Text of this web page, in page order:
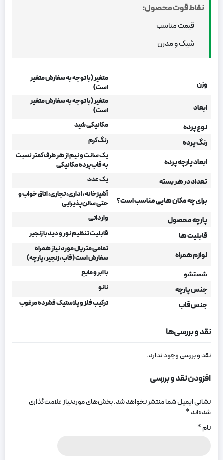
نقاط قوت محصول:
قیمت مناسب
شیک و مدرن
وزن
متغیر (با توجه به سفارش متغیر
است)
ابعاد
متغیر (با توجه به سفارش متغیر
است)
نوع پرده مکانیکی شید
رنگ پرده رنگ کرم
ابعاد پارچه پرده
یک سانت و نیم از هر طرف کمتر نسبت
به قاب پرده مکانیکی
تعداد در هر بسته یک عدد
برای چه مکان هایی مناسب است؟
آشپزخانه، اداری، تجاری، اتاق خواب و
حتی سالن پذیرایی
پارچه محصول وارداتی
قابلیت ها قابلیت تنظیم نور و دید با زنجیر
لوازم همراه
تمامی متریال مورد نیاز همراه
سفارش است (قاب، زنجیر، پارچه)
شستشو با ابر و مایع
جنس پارچه نانو
جنس قاب ترکیب فلز و پلاستیک فشرده مرغوب
نقد و بررسی‌ها
نقد و بررسی وجود ندارد.
افزودن نقد و بررسی
نشانی ایمیل شما منتشر نخواهد شد.بخش‌های موردنیاز علامت‌گذاری
شده‌اند*
نام*